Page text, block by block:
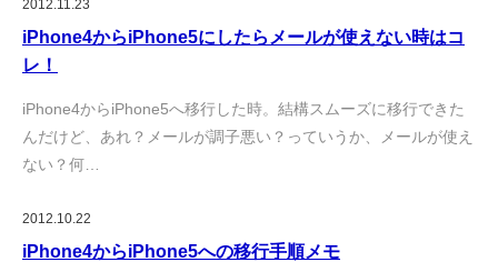
2012.11.23
iPhone4からiPhone5にしたらメールが使えない時はコ
レ！
iPhone4からiPhone5へ移行した時。結構スムーズに移行できた
んだけど、あれ？メールが調子悪い？っていうか、メールが使え
ない？何…
2012.10.22
iPhone4からiPhone5への移行手順メモ